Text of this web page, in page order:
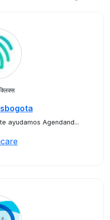
ayudamos Agendand...